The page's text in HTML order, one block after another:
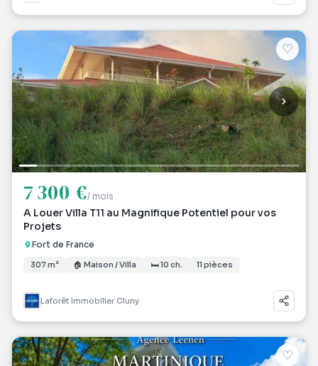
♡
7 300 €/ mois
A Louer Villa T11 au Magnifique Potentiel pour vos
Projets
Fort de France
307 m² 🏠 Maison / Villa 🛏 10 ch. 11 pièces
Laforêt Immobilier Cluny
♡